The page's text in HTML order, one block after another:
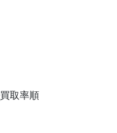
買取率順